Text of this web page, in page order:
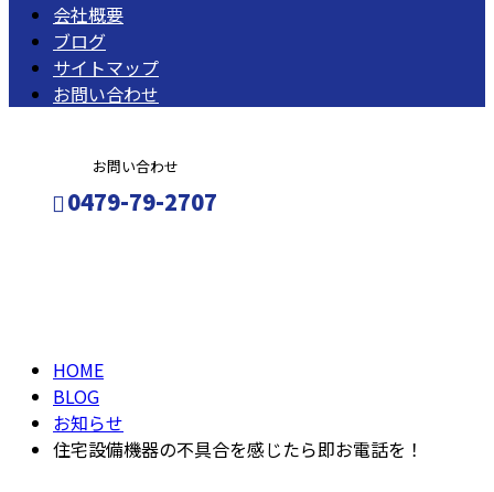
会社概要
ブログ
サイトマップ
お問い合わせ
お問い合わせ
0479-79-2707
HOME
BLOG
お知らせ
住宅設備機器の不具合を感じたら即お電話を！